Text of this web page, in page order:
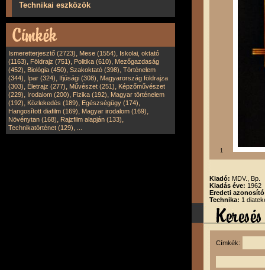
Technikai eszközök
Ismeretterjesztő (2723), Mese (1554), Iskolai, oktató
(1163), Földrajz (751), Politika (610), Mezőgazdaság
(452), Biológia (450), Szakoktató (398), Történelem
(344), Ipar (324), Ifjúsági (308), Magyarország földrajza
(303), Életrajz (277), Művészet (251), Képzőművészet
(229), Irodalom (200), Fizika (192), Magyar történelem
(192), Közlekedés (189), Egészségügy (174),
Hangosított diafilm (169), Magyar irodalom (169),
Növénytan (168), Rajzfilm alapján (133),
Technikatörténet (129),
1
Kiadó: MDV., Bp.
Kiadás éve: 1962
Eredeti
Technika: 1
Címkék: